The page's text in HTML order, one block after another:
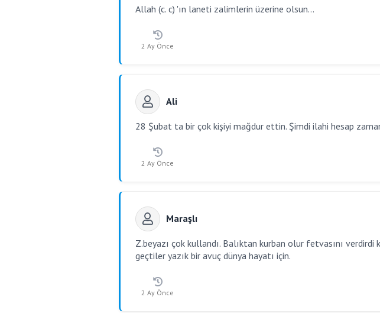
Allah (c. c) 'ın laneti zalimlerin üzerine olsun...
2 Ay Önce
Ali
28 Şubat ta bir çok kişiyi mağdur ettin. Şimdi ilahi hesap
2 Ay Önce
Maraşlı
Z.beyazı çok kullandı. Balıktan kurban olur fetvasını
geçtiler yazık bir avuç dünya hayatı için.
2 Ay Önce